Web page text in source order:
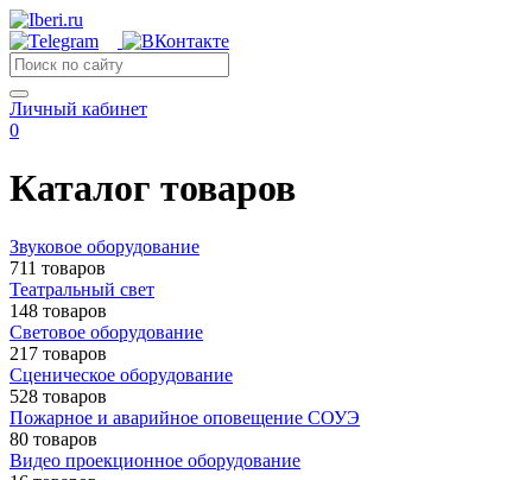
Личный кабинет
0
Каталог товаров
Звуковое оборудование
711 товаров
Театральный свет
148 товаров
Световое оборудование
217 товаров
Сценическое оборудование
528 товаров
Пожарное и аварийное оповещение СОУЭ
80 товаров
Видео проекционное оборудование